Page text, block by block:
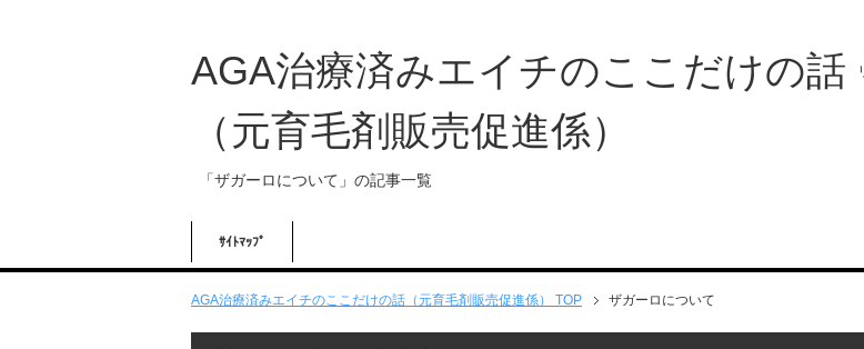
AGA治療済みエイチのここだけの話
（元育毛剤販売促進係）
「ザガーロについて」の記事一覧
ｻｲﾄﾏｯﾌﾟ
AGA治療済みエイチのここだけの話（元育毛剤販売促進係） TOP ザガーロについて